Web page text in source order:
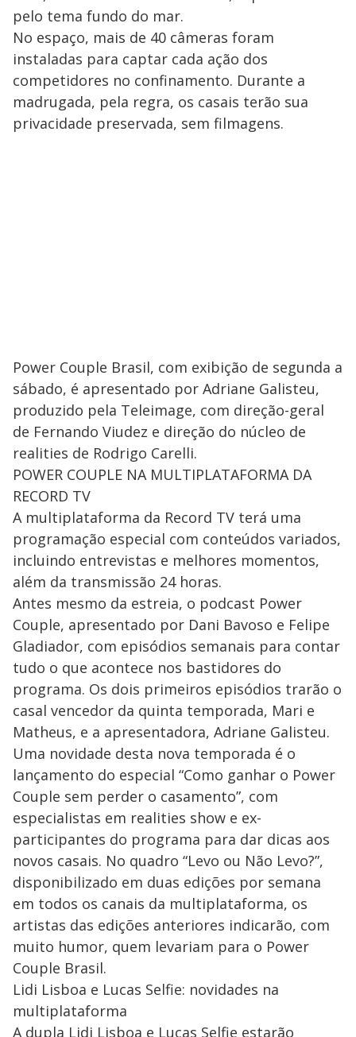
pelo tema fundo do mar.
No espaço, mais de 40 câmeras foram
instaladas para captar cada ação dos
competidores no confinamento. Durante a
madrugada, pela regra, os casais terão sua
privacidade preservada, sem filmagens.
Power Couple Brasil, com exibição de segunda a
sábado, é apresentado por Adriane Galisteu,
produzido pela Teleimage, com direção-geral
de Fernando Viudez e direção do núcleo de
realities de Rodrigo Carelli.
POWER COUPLE NA MULTIPLATAFORMA DA
RECORD TV
A multiplataforma da Record TV terá uma
programação especial com conteúdos variados,
incluindo entrevistas e melhores momentos,
além da transmissão 24 horas.
Antes mesmo da estreia, o podcast Power
Couple, apresentado por Dani Bavoso e Felipe
Gladiador, com episódios semanais para contar
tudo o que acontece nos bastidores do
programa. Os dois primeiros episódios trarão o
casal vencedor da quinta temporada, Mari e
Matheus, e a apresentadora, Adriane Galisteu.
Uma novidade desta nova temporada é o
lançamento do especial “Como ganhar o Power
Couple sem perder o casamento”, com
especialistas em realities show e ex-
participantes do programa para dar dicas aos
novos casais. No quadro “Levo ou Não Levo?”,
disponibilizado em duas edições por semana
em todos os canais da multiplataforma, os
artistas das edições anteriores indicarão, com
muito humor, quem levariam para o Power
Couple Brasil.
Lidi Lisboa e Lucas Selfie: novidades na
multiplataforma
A dupla Lidi Lisboa e Lucas Selfie estarão